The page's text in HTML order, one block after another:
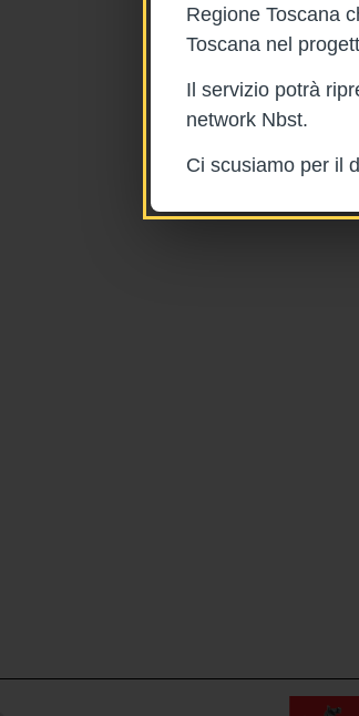
Regione Toscana
Toscana nel
Il servizio potrà
network Nbst.
Ci scusiamo per il